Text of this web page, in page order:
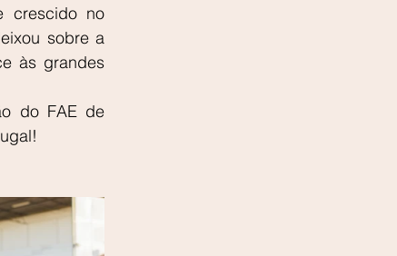
crescido no
sobre a
às grandes
do FAE de